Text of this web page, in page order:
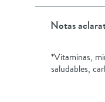
Notas
*Vitaminas,
saludables,